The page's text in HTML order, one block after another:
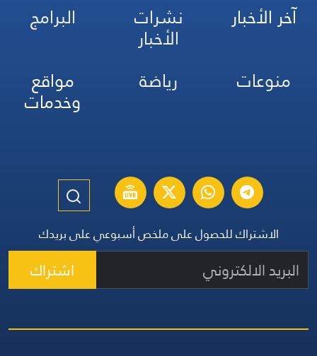
آخر الأخبار نشرات
الأخبار
البرامج
منوعات
رياضة مواقع
وخدمات
الاشتراك للحصول على ملخص أسبوعي على بريدك
اشتراك